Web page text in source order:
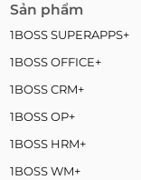
Sản phẩm
1BOSS SUPERAPPS+
1BOSS OFFICE+
1BOSS CRM+
1BOSS OP+
1BOSS HRM+
1BOSS WM+